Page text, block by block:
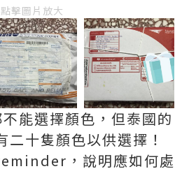
點擊圖片放大
能選擇顏色，但泰國的
二十隻顏色以供選擇！
，說明應如何處